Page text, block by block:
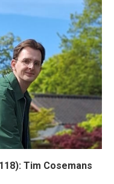
Tim Cosemans